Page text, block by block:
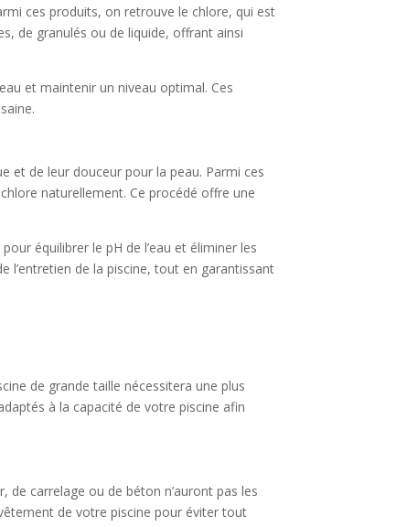
ces produits, on retrouve le chlore, qui est
de granulés ou de liquide, offrant ainsi
et maintenir un niveau optimal. Ces
et de leur douceur pour la peau. Parmi ces
naturellement. Ce procédé offre une
équilibrer le pH de l’eau et éliminer les
l’entretien de la piscine, tout en garantissant
de grande taille nécessitera une plus
à la capacité de votre piscine afin
de carrelage ou de béton n’auront pas les
de votre piscine pour éviter tout